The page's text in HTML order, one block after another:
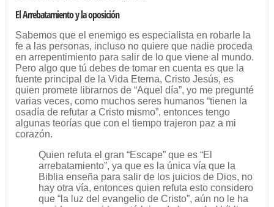
El Arrebatamiento y la oposición
Sabemos que el enemigo es especialista en robarle la
fe a las personas, incluso no quiere que nadie proceda
en arrepentimiento para salir de lo que viene al mundo.
Pero algo que tú debes de tomar en cuenta es que la
fuente principal de la Vida Eterna, Cristo Jesús, es
quien promete librarnos de “Aquel día”, yo me pregunté
varias veces, como muchos seres humanos “tienen la
osadía de refutar a Cristo mismo”, entonces tengo
algunas teorías que con el tiempo trajeron paz a mi
corazón.
Quien refuta el gran “Escape” que es “El
arrebatamiento”, ya que es la única vía que la
Biblia enseña para salir de los juicios de Dios, no
hay otra vía, entonces quien refuta esto considero
que “la luz del evangelio de Cristo”, aún no le ha